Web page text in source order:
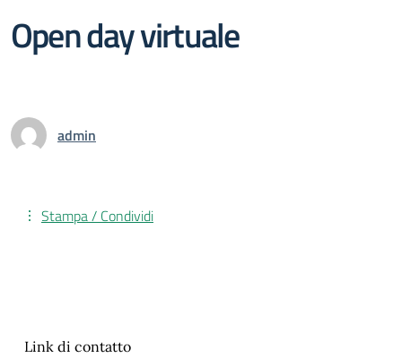
Open day virtuale
admin
Stampa / Condividi
Link di contatto